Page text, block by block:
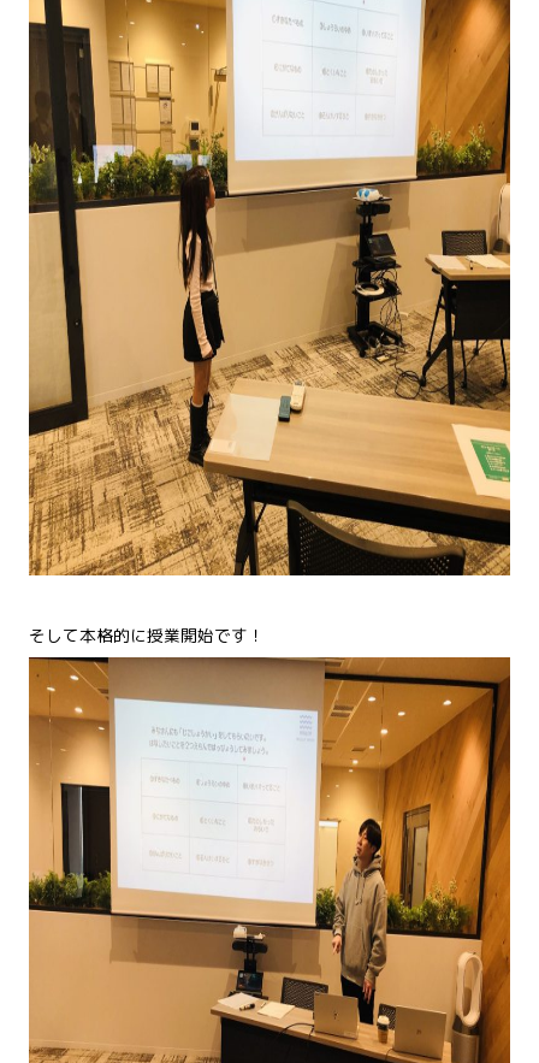
そして本格的に授業開始です！